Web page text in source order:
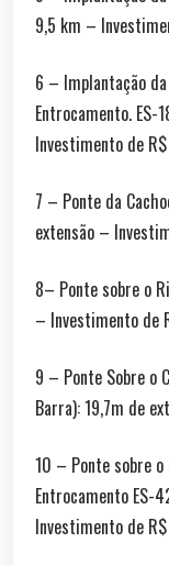
9,5 km –
6 – Implantação
Entrocamento. ES-
Investimento de
7 – Ponte da
extensão –
8– Ponte sobre o
– Investimento de
9 – Ponte Sobre o
Barra): 19,7m de
10 – Ponte sobre
Entrocamento ES-
Investimento de